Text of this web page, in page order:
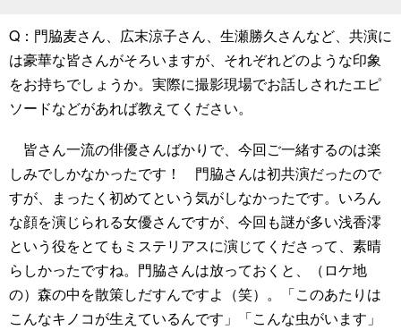
Q：門脇麦さん、広末涼子さん、生瀬勝久さんなど、共演に
は豪華な皆さんがそろいますが、それぞれどのような印象
をお持ちでしょうか。実際に撮影現場でお話しされたエピ
ソードなどがあれば教えてください。
皆さん一流の俳優さんばかりで、今回ご一緒するのは楽
しみでしかなかったです！ 門脇さんは初共演だったので
すが、まったく初めてという気がしなかったです。いろん
な顔を演じられる女優さんですが、今回も謎が多い浅香澪
という役をとてもミステリアスに演じてくださって、素晴
らしかったですね。門脇さんは放っておくと、（ロケ地
の）森の中を散策しだすんですよ（笑）。「このあたりは
こんなキノコが生えているんです」「こんな虫がいます」